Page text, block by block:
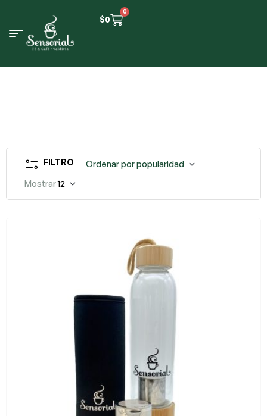
$0
0
FILTRO
Ordenar por popularidad
Mostrar12